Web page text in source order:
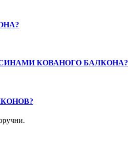
КОВАНОГО БАЛКОНА?